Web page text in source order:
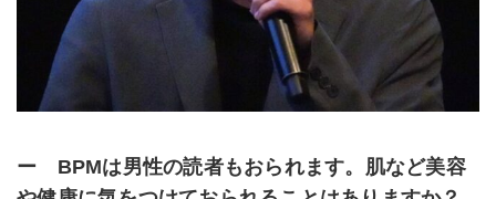
ー BPMは男性の読者もおられます。肌など美容